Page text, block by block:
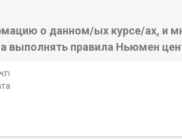
о данном/ых курсе/ах, и
выполнять правила Ньюмен